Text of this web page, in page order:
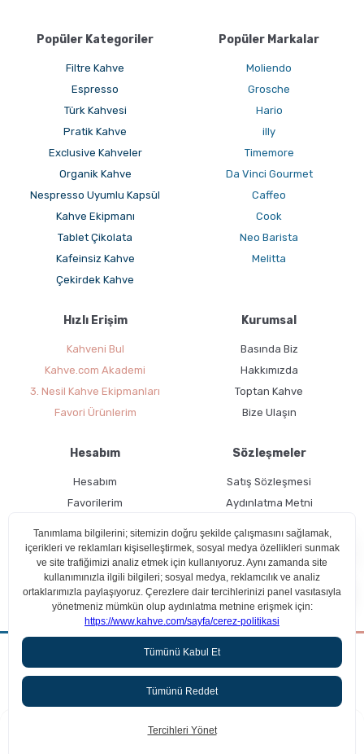
GROSCHE French Press'ler ile Cold Brew Nasıl
Moliendo Pratik Kahve Nasıl Hazırlanır ?
Popüler Kategoriler
Filtre Kahve
Espresso
Türk Kahvesi
Pratik Kahve
Exclusive Kahveler
Organik Kahve
Nespresso Uyumlu Kapsül
Kahve Ekipmanı
Tablet Çikolata
Kafeinsiz Kahve
Çekirdek Kahve
Popüler Markalar
Moliendo
Grosche
Hario
illy
Timemore
Da Vinci Gourmet
Caffeo
Cook
Neo Barista
Melitta
Hızlı Erişim
Kahveni Bul
Kahve.com Akademi
3. Nesil Kahve Ekipmanları
Favori Ürünlerim
Kurumsal
Basında Biz
Hakkımızda
Toptan Kahve
Bize Ulaşın
Hesabım
Hesabım
Favorilerim
Ücretsiz Üyelik
Sözleşmeler
Satış Sözleşmesi
Aydınlatma Metni
Kullanım Koşulları
Çerez Politikası
Aradığın kahveyi beraber bulalım!